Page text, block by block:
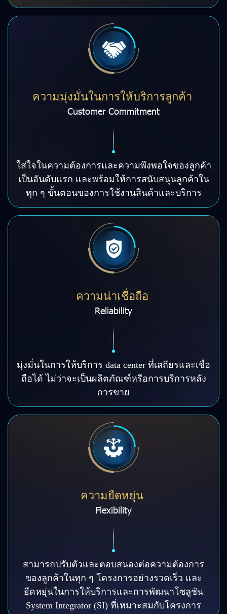
ความมุ่งมั่นในการให้บริการลูกค้า
Customer Commitment
ใส่ใจในความต้องการและความพึงพอใจของลูกค้า
เป็นอันดับแรก และพร้อมให้การสนับสนุนลูกค้าใน
ทุก ๆ ขั้นตอนของการใช้งานสินค้าและบริการ
ความน่าเชื่อถือ
Reliability
มุ่งมั่นในการให้บริการ data center ที่เสถียรและเชื่อ
ถือได้ ไม่ว่าจะเป็นผลิตภัณฑ์หรือการบริการหลัง
การขาย
ความยืดหยุ่น
Flexibility
สามารถปรับตัวและตอบสนองต่อความต้องการ
ของลูกค้าในทุก ๆ โครงการอย่างรวดเร็ว และ
ยืดหยุ่นในการให้บริการและการพัฒนาโซลูชัน
System Integrator (SI) ที่เหมาะสมกับโครงการ